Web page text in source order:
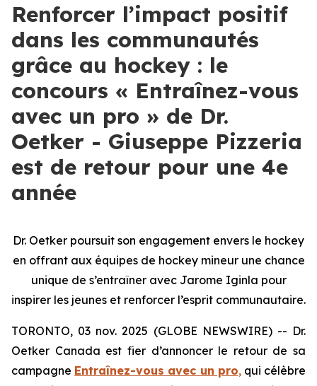
Renforcer l’impact positif
dans les communautés
grâce au hockey : le
concours « Entraînez-vous
avec un pro » de Dr.
Oetker - Giuseppe Pizzeria
est de retour pour une 4e
année
Dr. Oetker poursuit son engagement envers le hockey
en offrant aux équipes de hockey mineur une chance
unique de s’entraîner avec Jarome Iginla pour
inspirer les jeunes et renforcer l’esprit communautaire.
TORONTO, 03 nov. 2025 (GLOBE NEWSWIRE) -- Dr.
Oetker Canada est fier d’annoncer le retour de sa
campagne Entraînez-vous avec un pro,qui célèbre